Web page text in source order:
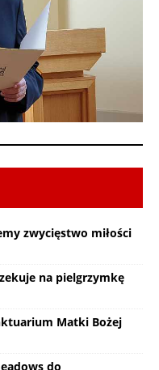
zwycięstwo miłości
na pielgrzymkę
Matki Bożej
do